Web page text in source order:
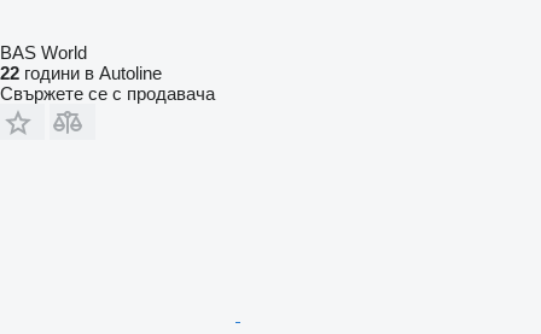
BAS World
22 години в Autoline
Свържете се с продавача